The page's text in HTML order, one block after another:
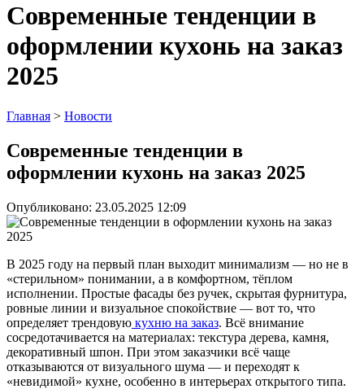
Современные тенденции в
оформлении кухонь на заказ
2025
Главная > Новости
Современные тенденции в
оформлении кухонь на заказ 2025
Опубликовано: 23.05.2025 12:09
В 2025 году на первый план выходит минимализм — но не в
«стерильном» понимании, а в комфортном, тёплом
исполнении. Простые фасады без ручек, скрытая фурнитура,
ровные линии и визуальное спокойствие — вот то, что
определяет трендовую кухню на заказ. Всё внимание
сосредотачивается на материалах: текстура дерева, камня,
декоративный шпон. При этом заказчики всё чаще
отказываются от визуального шума — и переходят к
«невидимой» кухне, особенно в интерьерах открытого типа.